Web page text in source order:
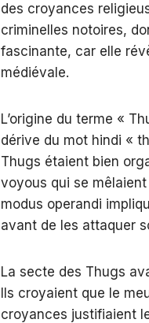
des croyances
criminelles notoires,
fascinante, car elle
médiévale.
L’origine du terme «
dérive du mot hindi «
Thugs étaient bien
voyous qui se
modus operandi
avant de les attaquer
La secte des Thugs
Ils croyaient que le
croyances justifiaient